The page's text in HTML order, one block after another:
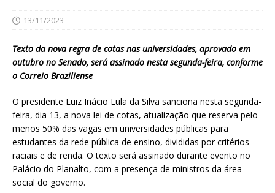
13/11/2023
Texto da nova regra de cotas nas universidades, aprovado em
outubro no Senado, será assinado nesta segunda-feira, conforme
o Correio Braziliense
O presidente Luiz Inácio Lula da Silva sanciona nesta segunda-
feira, dia 13, a nova lei de cotas, atualização que reserva pelo
menos 50% das vagas em universidades públicas para
estudantes da rede pública de ensino, divididas por critérios
raciais e de renda. O texto será assinado durante evento no
Palácio do Planalto, com a presença de ministros da área
social do governo.